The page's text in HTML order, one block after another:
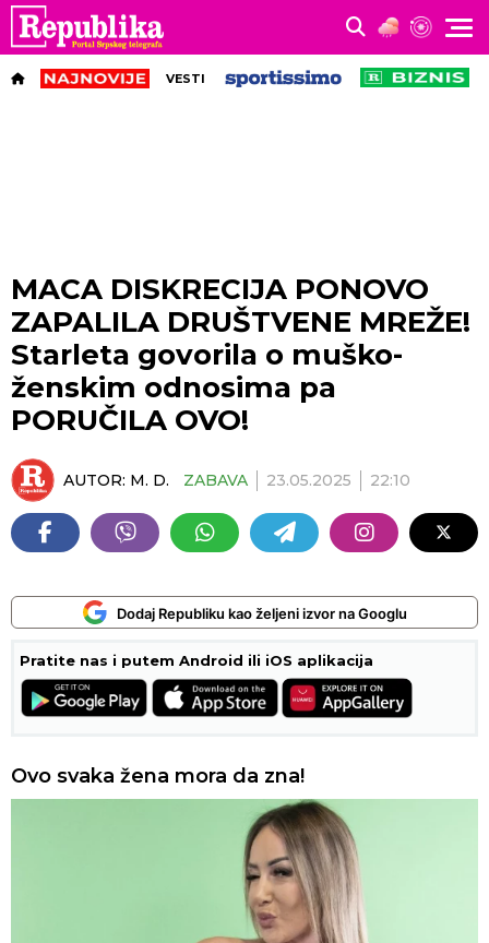
VESTI
MACA DISKRECIJA PONOVO
ZAPALILA DRUŠTVENE MREŽE!
Starleta govorila o muško-
ženskim odnosima pa
PORUČILA OVO!
AUTOR: M. D. ZABAVA 23.05.2025 22:10
Dodaj Republiku kao željeni izvor na Googlu
Pratite nas i putem Android ili iOS aplikacija
Ovo svaka žena mora da zna!